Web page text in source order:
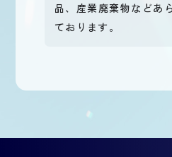
品、産業廃棄物などあ
ております。